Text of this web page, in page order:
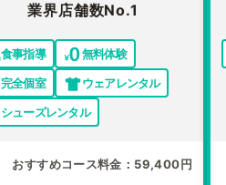
業界店舗数No.1
食事指導
無料体験
完全個室
ウェアレンタル
シューズレンタル
おすすめコース料金 59,400円